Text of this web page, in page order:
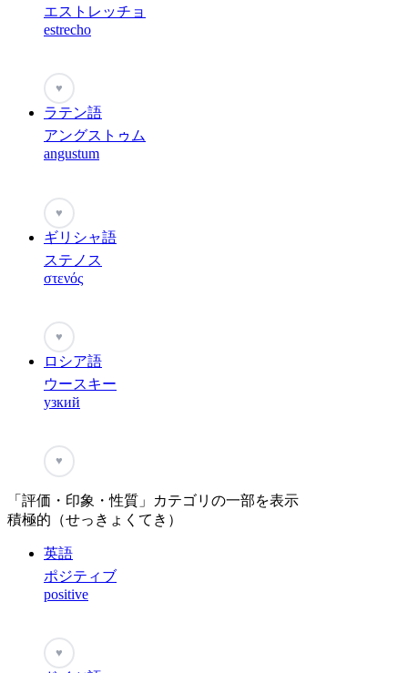
エストレッチョ
estrecho
♥
ラテン語
アングストゥム
angustum
♥
ギリシャ語
ステノス
στενός
♥
ロシア語
ウースキー
узкий
♥
「評価・印象・性質」カテゴリの一部を表示
積極的（せっきょくてき）
英語
ポジティブ
positive
♥